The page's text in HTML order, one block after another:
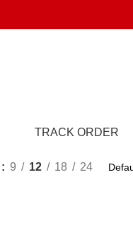
TRACK ORDER
9 12 18 24